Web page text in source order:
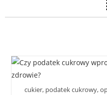
cukier, podatek cukrowy,